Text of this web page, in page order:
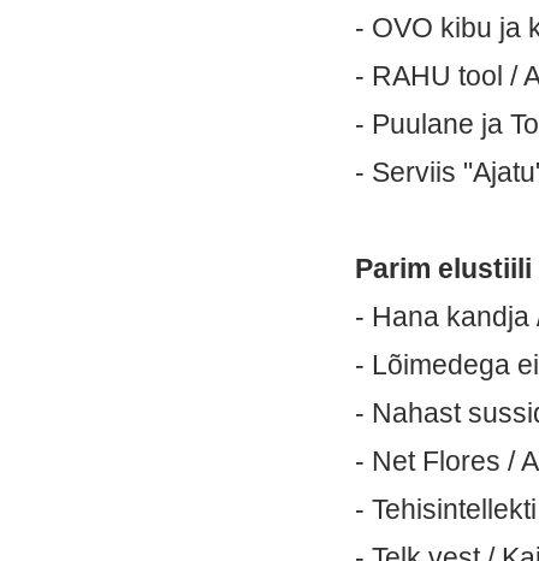
- OVO kibu ja
- RAHU tool /
- Puulane ja
- Serviis
Parim
- Hana
- Lõimedega
- Nahast
- Net Flores /
-